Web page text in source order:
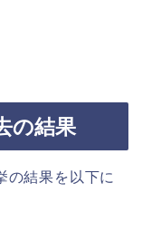
の結果
の結果を以下に